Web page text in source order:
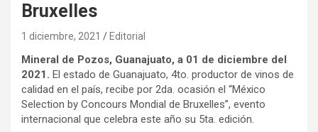
Bruxelles
1 diciembre, 2021 Editorial
Mineral de Pozos, Guanajuato, a 01 de diciembre del
2021. El estado de Guanajuato, 4to. productor de vinos de
calidad en el país, recibe por 2da. ocasión el “México
Selection by Concours Mondial de Bruxelles”, evento
internacional que celebra este año su 5ta. edición.